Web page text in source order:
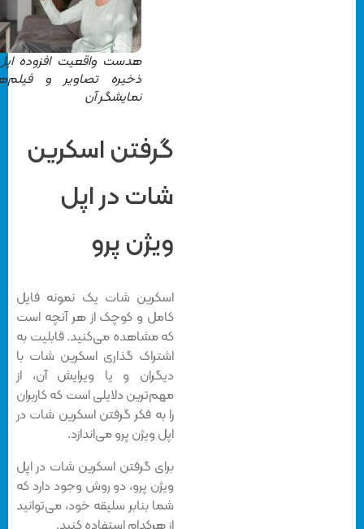
هدست واقعیت افزوده اپل و
ذخیره تصاویر و فیلم‌های
نمایشگر آن
گرفتن اسکرین
شات در اپل
ویژن پرو
اسکرین شات یک نمونه فایل
کامل و کوچک از هر آنچه است
که مشاهده می‌کنید. قابلیت به
اشتراک گذاری اسکرین شات با
دیگران و یا ویرایش آن، از
مهم‌ترین دلایلی است که کاربران
را به فکر گرفتن اسکرین شات در
اپل ویژن پرو می‌اندازد.
برای گرفتن اسکرین شات در اپل
ویژن پرو، دو روش وجود دارد که
شما بنابر سلیقه خود، می‌توانید